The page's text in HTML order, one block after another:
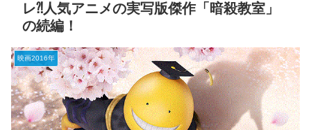
レ⁈人気アニメの実写版傑作「暗殺教室」
の続編！
映画2016年